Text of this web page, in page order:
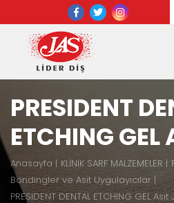
PRESIDENT
ETCHING
Anasayfa KLİNİK SARF MALZEMELER
Bondingler ve Asit Uygulayıcılar
PRESIDENT DENTAL ETCHING GEL Asit